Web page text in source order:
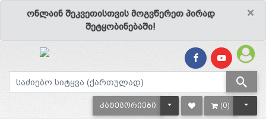
×
ონლაინ შეკვეთისთვის მოგვწერეთ პირად
შეტყობინებაში!
ᲙᲐᲢᲔᲒᲝᲠᲘᲔᲑᲘ TOGGLE DROPDOWN
(0)